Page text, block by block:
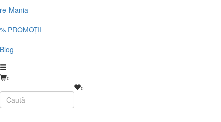
re-Mania
% PROMOȚII
Blog
0
0